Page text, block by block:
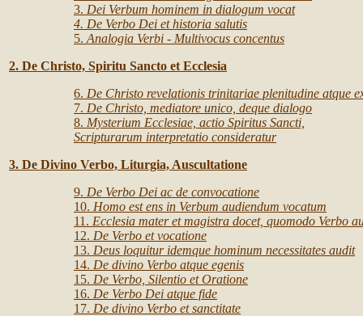
3. Dei Verbum hominem in dialogum vocat
4. De Verbo Dei et historia salutis
5. Analogia Verbi - Multivocus concentus
2. De Christo, Spiritu Sancto et Ecclesia
6. De Christo revelationis trinitariae plenitudine atque
7. De Christo, mediatore unico, deque dialogo
8. Mysterium Ecclesiae, actio Spiritus Sancti,
Scripturarum interpretatio consideratur
3. De Divino Verbo, Liturgia, Auscultatione
9. De Verbo Dei ac de convocatione
10. Homo est ens in Verbum audiendum vocatum
11. Ecclesia mater et magistra docet, quomodo Verbo
12. De Verbo et vocatione
13. Deus loquitur idemque hominum necessitates audit
14. De divino Verbo atque egenis
15. De Verbo, Silentio et Oratione
16. De Verbo Dei atque fide
17. De divino Verbo et sanctitate